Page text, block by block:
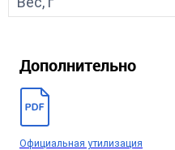
Дополнительно
Официальная утилизация